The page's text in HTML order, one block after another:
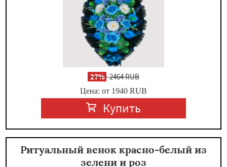
-27%2464 RUB
Цена: от 1940 RUB
Купить
Ритуальный венок красно-белый из
зелени и роз